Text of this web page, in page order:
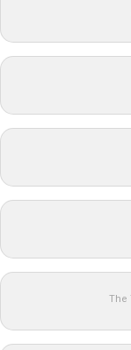
The